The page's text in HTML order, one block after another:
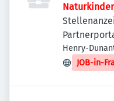
Henry-
Pegnitz,
JOB-in-